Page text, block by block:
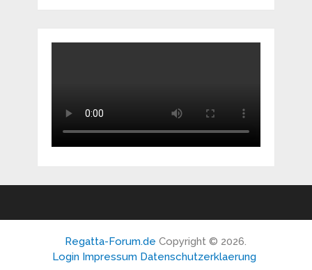
Regatta-Forum.de Copyright © 2026.
Login Impressum Datenschutzerklaerung